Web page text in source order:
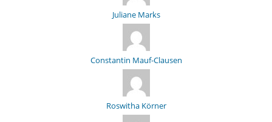
Juliane Marks
Constantin Mauf-Clausen
Roswitha Körner